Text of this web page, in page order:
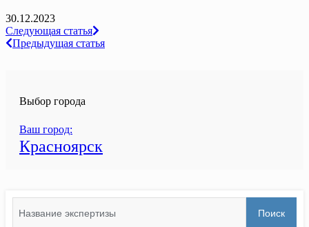
30.12.2023
Навигация
по
Следующая статья
Предыдущая статья
Выбор города
Ваш город:
Красноярск
for:
Поиск